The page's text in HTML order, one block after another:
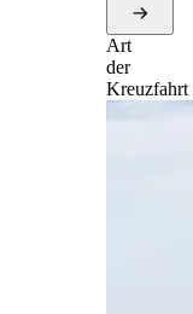
Art
der
Kreuzfahrt